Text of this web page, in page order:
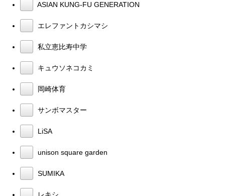
ASIAN KUNG-FU GENERATION
エレファントカシマシ
私立恵比寿中学
キュウソネコカミ
岡崎体育
サンボマスター
LiSA
unison square garden
SUMIKA